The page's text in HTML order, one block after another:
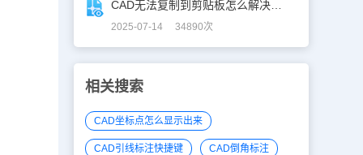
2025-07-14 34890次
相关搜索
CAD坐标点怎么显示出来
CAD引线标注快捷键 CAD倒角标注